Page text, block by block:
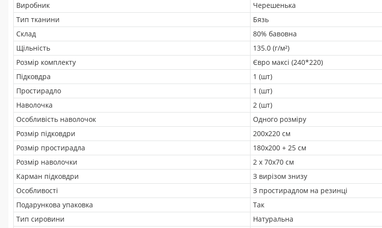
Виробник
Черешенька
Тип тканини
Бязь
Склад
80% бавовна
Щільність
135.0 (г/м²)
Розмір комплекту
Євро максі (240*220)
Підковдра
1 (шт)
Простирадло
1 (шт)
Наволочка
2 (шт)
Особливість наволочок
Одного розміру
Розмір підковдри
200х220 см
Розмір простирадла
180х200 + 25 см
Розмір наволочки
2 х 70х70 см
Карман підковдри
З вирізом знизу
Особливості
З простирадлом на резинці
Подарункова упаковка
Так
Тип сировини
Натуральна